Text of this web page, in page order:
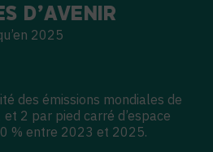
D’AVENIR
2025
des émissions mondiales de
et 2 par pied carré d’espace
% entre 2023 et 2025.